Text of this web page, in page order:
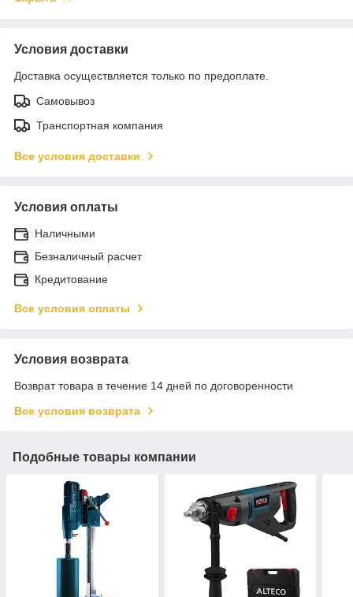
Условия доставки
Доставка осуществляется только по предоплате.
Самовывоз
Транспортная компания
Все условия доставки
Условия оплаты
Наличными
Безналичный расчет
Кредитование
Все условия оплаты
Условия возврата
Возврат товара в течение 14 дней по договоренности
Все условия возврата
Подобные товары компании